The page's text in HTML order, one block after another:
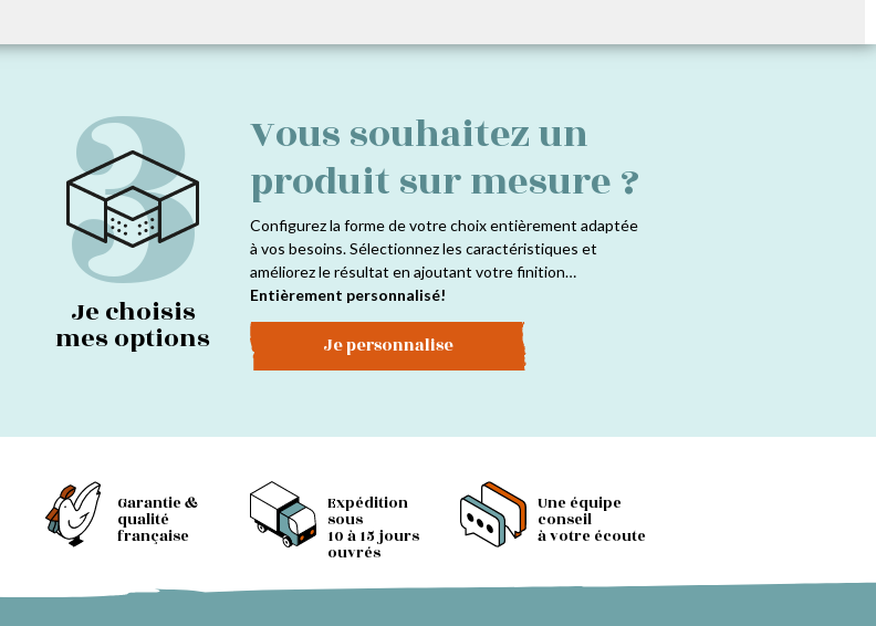
3
Je choisis
mes options
Vous souhaitez un
produit sur mesure ?
Configurez la forme de votre choix entièrement adaptée
à vos besoins. Sélectionnez les caractéristiques et
améliorez le résultat en ajoutant votre finition…
Entièrement personnalisé!
Je personnalise
Garantie &
qualité
française
Expédition
sous
10 à 15 jours
ouvrés
Une équipe
conseil
à votre écoute